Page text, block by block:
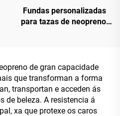
Fundas personalizadas
para tazas de neopreno,
de gran capacidade
que transforman a forma
transportan e acceden ás
de beleza. A resistencia á
xa que protexe os caros